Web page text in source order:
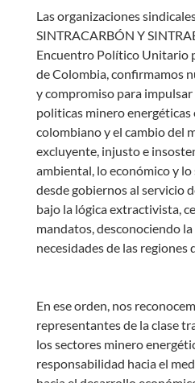
Las organizaciones
SINTRACARBÓN Y
Encuentro Político Unitario
de Colombia, confirmamos
y compromiso para
politicas minero
colombiano y el cambio del
excluyente, injusto e
ambiental, lo económico y lo
desde gobiernos al servicio
bajo la lógica extractivista,
mandatos, desconociendo
necesidades de las regiones
En ese orden, nos
representantes de la clase
los sectores minero
responsabilidad hacia el